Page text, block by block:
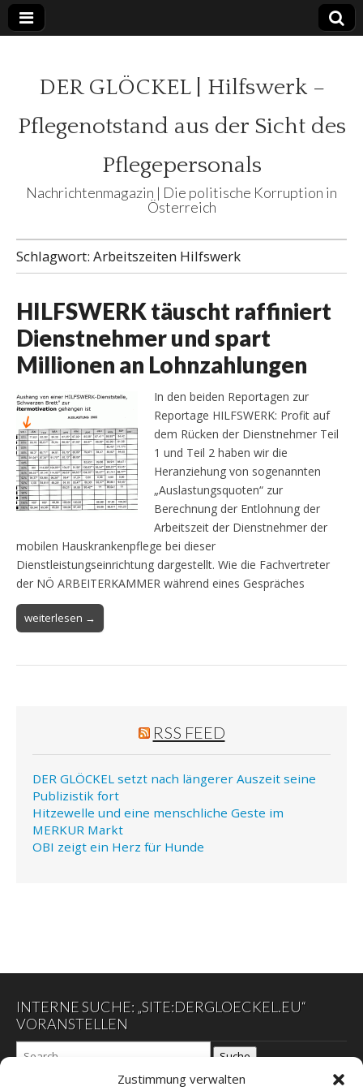
Zustimmung verwalten
DER GLÖCKEL | Hilfswerk –
Pflegenotstand aus der Sicht des
Pflegepersonals
Nachrichtenmagazin | Die politische Korruption in
Österreich
Schlagwort: Arbeitszeiten Hilfswerk
HILFSWERK täuscht raffiniert
Dienstnehmer und spart
Millionen an Lohnzahlungen
In den beiden Reportagen zur
Reportage HILFSWERK: Profit auf
dem Rücken der Dienstnehmer Teil
1 und Teil 2 haben wir die
Heranziehung von sogenannten
„Auslastungsquoten“ zur
Berechnung der Entlohnung der
Arbeitszeit der Dienstnehmer der
mobilen Hauskrankenpflege bei dieser
Dienstleistungseinrichtung dargestellt. Wie die Fachvertreter
der NÖ ARBEITERKAMMER während eines Gespräches
weiterlesen →
RSS FEED
DER GLÖCKEL setzt nach längerer Auszeit seine
Publizistik fort
Hitzewelle und eine menschliche Geste im
MERKUR Markt
OBI zeigt ein Herz für Hunde
INTERNE SUCHE: „SITE:DERGLOECKEL.EU“
VORANSTELLEN
Suche